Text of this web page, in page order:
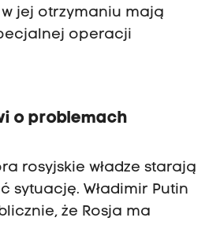
jej otrzymaniu mają
operacji
o problemach
rosyjskie władze starają
sytuację. Władimir Putin
że Rosja ma